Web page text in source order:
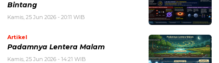
Bintang
Kamis, 25 Jun 2026 - 20:11 WIB
Artikel
Padamnya Lentera Malam
Kamis, 25 Jun 2026 - 14:21 WIB